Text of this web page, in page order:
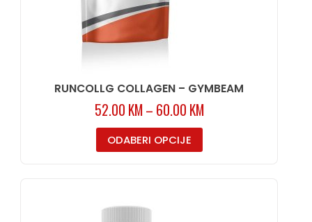
RUNCOLLG COLLAGEN – GYMBEAM
52.00 KM – 60.00 KM
ODABERI OPCIJE